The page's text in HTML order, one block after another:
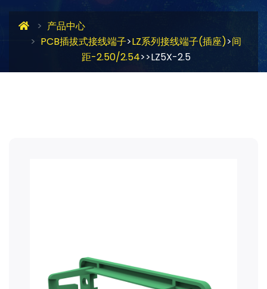
产品中心
PCB插拔式接线端子>LZ系列接线端子(插座)>间
距-2.50/2.54>>LZ5X-2.5